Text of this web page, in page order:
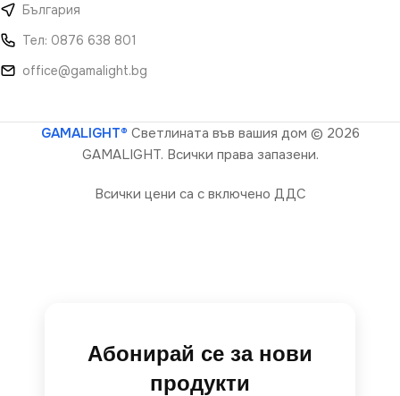
България
Тел: 0876 638 801
office@gamalight.bg
GAMALIGHT® Светлината във вашия дом © 2026
GAMALIGHT. Всички права запазени.
Всички цени са с включено ДДС
Абонирай се за нови
продукти